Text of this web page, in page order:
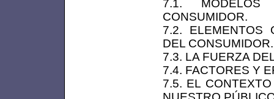
7.1. MODELOS
CONSUMIDOR.
7.2. ELEMENTOS
DEL CONSUMIDOR.
7.3. LA FUERZA
7.4. FACTORES Y
7.5. EL